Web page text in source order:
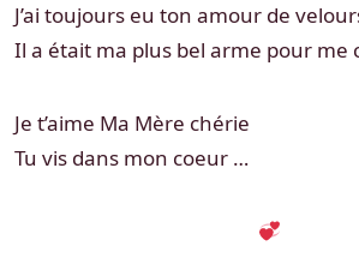
J’ai toujours eu ton amour de
Il a était ma plus bel arme pour me
Je t’aime Ma Mère chérie
Tu vis dans mon coeur …